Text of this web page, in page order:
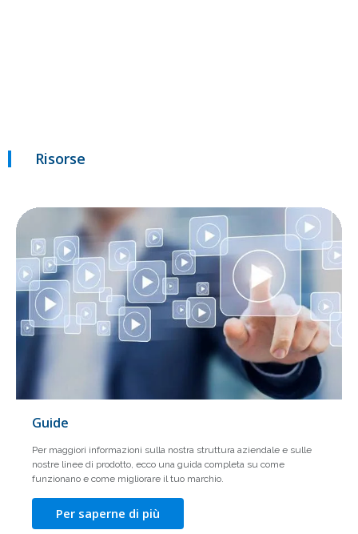
Risorse
Guide
Per maggiori informazioni sulla nostra struttura aziendale e sulle
nostre linee di prodotto, ecco una guida completa su come
funzionano e come migliorare il tuo marchio.
Per saperne di più